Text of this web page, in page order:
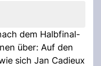
dem Halbfinal-
über: Auf den
sich Jan Cadieux